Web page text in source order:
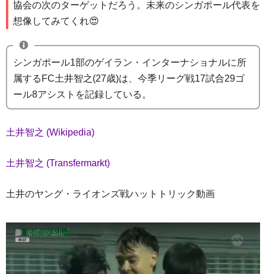
協会の次のターゲットだろう。未来のシンガポール代表を
想像してみてくれ😍
シンガポール1部のゲイラン・インターナショナルに所
属するFC土井智之(27歳)は、今季リーグ戦17試合29ゴ
ール8アシストを記録している。
土井智之 (Wikipedia)
土井智之 (Transfermarkt)
土井のヤング・ライオンズ戦ハットトリック動画